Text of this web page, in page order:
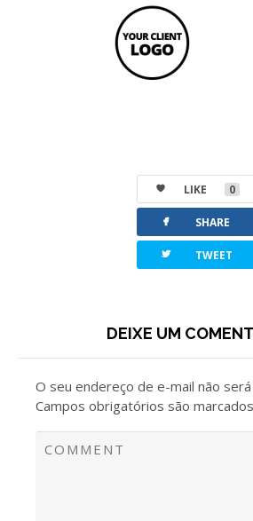
LIKE 0
facebook SHARE
twitterbird TWEET
DEIXE UM
O seu endereço de e-mail não será
Campos obrigatórios são